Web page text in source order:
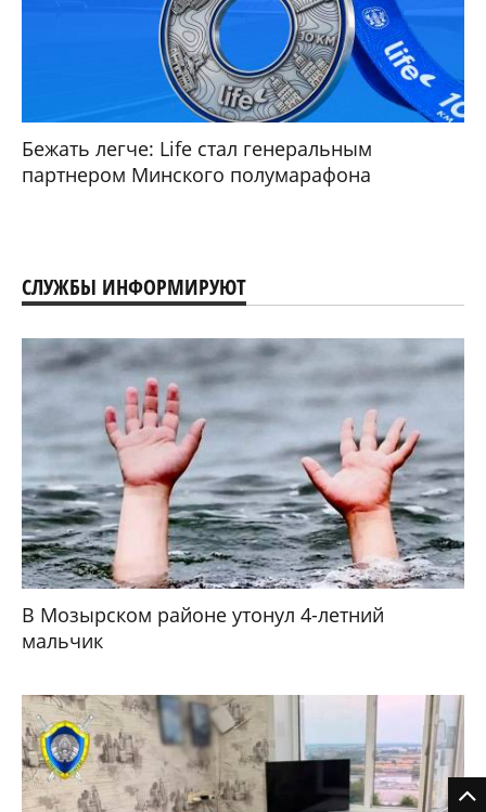
Бежать легче: Life стал генеральным
партнером Минского полумарафона
СЛУЖБЫ ИНФОРМИРУЮТ
В Мозырском районе утонул 4-летний
мальчик